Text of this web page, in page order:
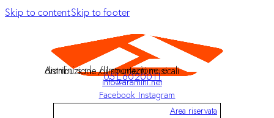
Skip to contentSkip to footer
Aramini s.r.l. / Importazione e distribuzione di strumenti musicali
051 6020011
info@aramini.net
Facebook Instagram
Area riservata